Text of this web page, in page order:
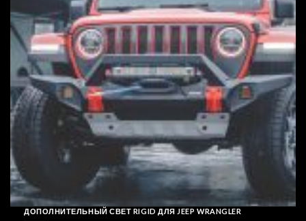
ДОПОЛНИТЕЛЬНЫЙ СВЕТ RIGID ДЛЯ JEEP WRANGLER